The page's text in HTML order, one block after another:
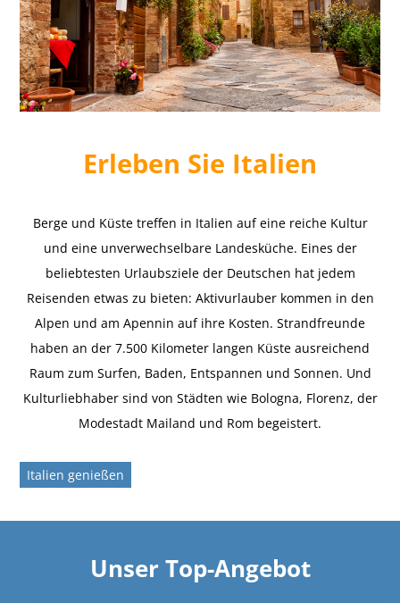
Erleben Sie Italien
Berge und Küste treffen in Italien auf eine reiche Kultur
und eine unverwechselbare Landesküche. Eines der
beliebtesten Urlaubsziele der Deutschen hat jedem
Reisenden etwas zu bieten: Aktivurlauber kommen in den
Alpen und am Apennin auf ihre Kosten. Strandfreunde
haben an der 7.500 Kilometer langen Küste ausreichend
Raum zum Surfen, Baden, Entspannen und Sonnen. Und
Kulturliebhaber sind von Städten wie Bologna, Florenz, der
Modestadt Mailand und Rom begeistert.
Italien genießen
Unser Top-Angebot